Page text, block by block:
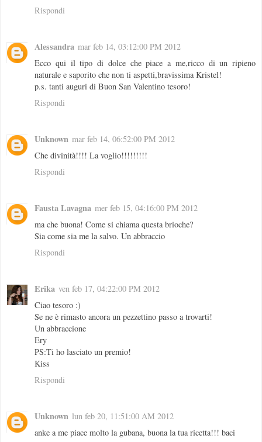
Rispondi
Alessandra mar feb 14, 03:12:00 PM 2012
Ecco qui il tipo di dolce che piace a me,ricco di un ripieno
naturale e saporito che non ti aspetti,bravissima Kristel!
p.s. tanti auguri di Buon San Valentino tesoro!
Rispondi
Unknown mar feb 14, 06:52:00 PM 2012
Che divinità!!!! La voglio!!!!!!!!!
Rispondi
Fausta Lavagna mer feb 15, 04:16:00 PM 2012
ma che buona! Come si chiama questa brioche?
Sia come sia me la salvo. Un abbraccio
Rispondi
Erika ven feb 17, 04:22:00 PM 2012
Ciao tesoro :)
Se ne è rimasto ancora un pezzettino passo a trovarti!
Un abbraccione
Ery
PS:Ti ho lasciato un premio!
Kiss
Rispondi
Unknown lun feb 20, 11:51:00 AM 2012
anke a me piace molto la gubana, buona la tua ricetta!!! baci